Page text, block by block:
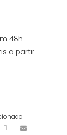
48h
a partir